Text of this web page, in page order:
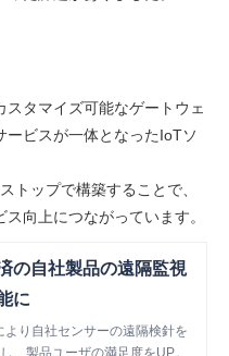
タマイズ可能なゲートウェ
ービスが一体となったIoTソ
トップで構築することで、
向上につながっています。
の自社製品の遠隔監視
に
より自社センサーの遠隔検針を
、製品ユーザの満足度をUP。